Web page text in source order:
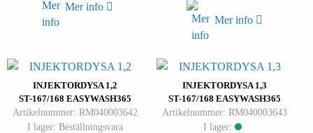
Mer info
Mer info
INJEKTORDYSA 1,2
ST-167/168 EASYWASH365
Artikelnummer: RM040003642
I lager: Beställningsvara
INJEKTORDYSA 1,3
ST-167/168 EASYWASH365
Artikelnummer: RM040003643
I lager: